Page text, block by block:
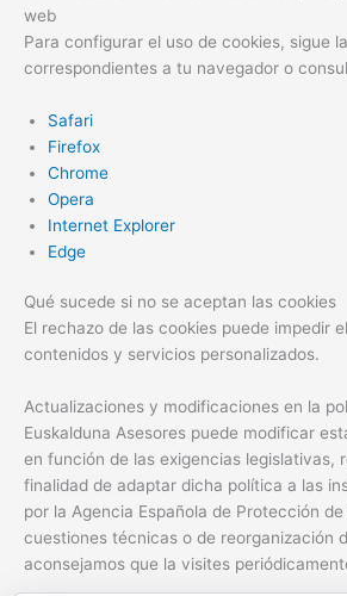
web
Para configurar el uso de cookies, sigue
correspondientes a tu navegador o
Safari
Firefox
Chrome
Opera
Internet Explorer
Edge
Qué sucede si no se aceptan las cookies
El rechazo de las cookies puede impedir
contenidos y servicios personalizados.
Actualizaciones y modificaciones en la
Euskalduna Asesores puede modificar
en función de las exigencias legislativas,
finalidad de adaptar dicha política a las
por la Agencia Española de Protección
cuestiones técnicas o de reorganización
aconsejamos que la visites